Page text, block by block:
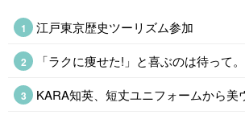
コメントポスト
リリース ショップ
江戸東京歴史ツーリズム参加
「ラクに痩せた!」と喜ぶのは待って。